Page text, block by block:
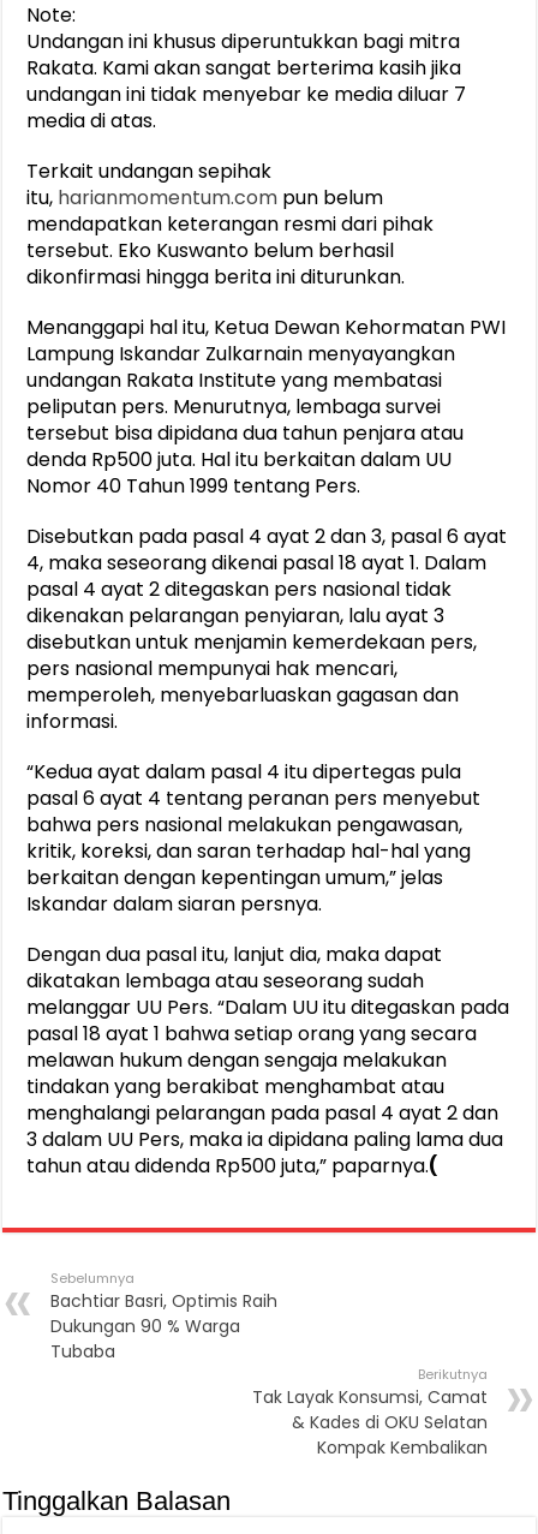
Note:
Undangan ini khusus diperuntukkan bagi mitra
Rakata. Kami akan sangat berterima kasih jika
undangan ini tidak menyebar ke media diluar 7
media di atas.
Terkait undangan sepihak
itu, harianmomentum.com pun belum
mendapatkan keterangan resmi dari pihak
tersebut. Eko Kuswanto belum berhasil
dikonfirmasi hingga berita ini diturunkan.
Menanggapi hal itu, Ketua Dewan Kehormatan PWI
Lampung Iskandar Zulkarnain menyayangkan
undangan Rakata Institute yang membatasi
peliputan pers. Menurutnya, lembaga survei
tersebut bisa dipidana dua tahun penjara atau
denda Rp500 juta. Hal itu berkaitan dalam UU
Nomor 40 Tahun 1999 tentang Pers.
Disebutkan pada pasal 4 ayat 2 dan 3, pasal 6 ayat
4, maka seseorang dikenai pasal 18 ayat 1. Dalam
pasal 4 ayat 2 ditegaskan pers nasional tidak
dikenakan pelarangan penyiaran, lalu ayat 3
disebutkan untuk menjamin kemerdekaan pers,
pers nasional mempunyai hak mencari,
memperoleh, menyebarluaskan gagasan dan
informasi.
“Kedua ayat dalam pasal 4 itu dipertegas pula
pasal 6 ayat 4 tentang peranan pers menyebut
bahwa pers nasional melakukan pengawasan,
kritik, koreksi, dan saran terhadap hal-hal yang
berkaitan dengan kepentingan umum,” jelas
Iskandar dalam siaran persnya.
Dengan dua pasal itu, lanjut dia, maka dapat
dikatakan lembaga atau seseorang sudah
melanggar UU Pers. “Dalam UU itu ditegaskan pada
pasal 18 ayat 1 bahwa setiap orang yang secara
melawan hukum dengan sengaja melakukan
tindakan yang berakibat menghambat atau
menghalangi pelarangan pada pasal 4 ayat 2 dan
3 dalam UU Pers, maka ia dipidana paling lama dua
tahun atau didenda Rp500 juta,” paparnya.(
Sebelumnya
Bachtiar Basri, Optimis Raih
Dukungan 90 % Warga
Tubaba
Berikutnya
Tak Layak Konsumsi, Camat
& Kades di OKU Selatan
Kompak Kembalikan
Tinggalkan Balasan